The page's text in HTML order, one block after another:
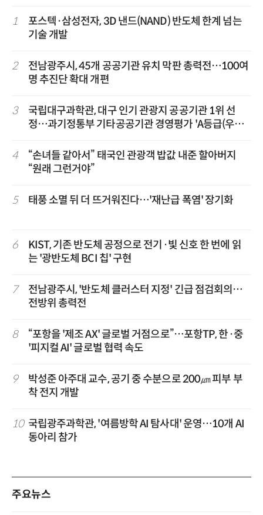
1
포스텍·삼성전자, 3D 낸드(NAND) 반도체 한계 넘는
기술 개발
2
전남광주시, 45개 공공기관 유치 막판 총력전…100여
명 추진단 확대 개편
3
국립대구과학관, 대구 인기 관광지 공공기관 1위 선
정…과기정통부 기타공공기관 경영평가 'A등급(우수)'
4
“손녀들 같아서” 태국인 관광객 밥값 내준 할아버지
“원래 그런거야”
5 태풍 소멸 뒤 더 뜨거워진다…'재난급 폭염' 장기화
6
KIST, 기존 반도체 공정으로 전기·빛 신호 한 번에 읽
는 '광반도체 BCI 칩' 구현
7
전남광주시, '반도체 클러스터 지정' 긴급 점검회의…
전방위 총력전
8
“포항을 '제조 AX' 글로벌 거점으로”…포항TP, 한·중
'피지컬 AI' 글로벌 협력 속도
9
박성준 아주대 교수, 공기 중 수분으로 200㎛ 피부 부
착 전지 개발
10 국립광주과학관, '여름방학 AI 탐사대' 운영…10개 AI
동아리 참가
주요뉴스